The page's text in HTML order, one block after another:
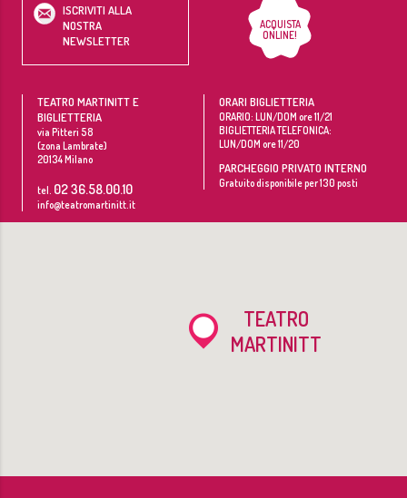
ISCRIVITI ALLA
NOSTRA
NEWSLETTER
ACQUISTA
ONLINE!
TEATRO MARTINITT E
BIGLIETTERIA
via Pitteri 58
(zona Lambrate)
20134Milano
tel. 02 36.58.00.10
info@teatromartinitt.it
ORARI BIGLIETTERIA
ORARIO: LUN/DOM ore 11/21
BIGLIETTERIA TELEFONICA:
LUN/DOM ore 11/20
PARCHEGGIO PRIVATO INTERNO
Gratuito disponibile per 130 posti
TEATRO
MARTINITT